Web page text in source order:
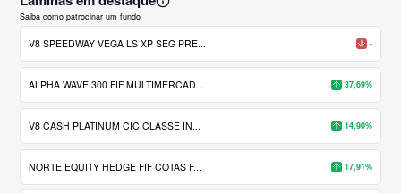
Saiba como patrocinar um fundo
V8 SPEEDWAY VEGA LS XP SEG PRE... -
ALPHA WAVE 300 FIF MULTIMERCAD... 37,69%
V8 CASH PLATINUM CIC CLASSE IN... 14,90%
NORTE EQUITY HEDGE FIF COTAS F... 17,91%